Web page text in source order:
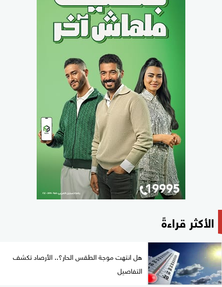
الأكثر قراءةً
هل انتهت موجة الطقس الحار؟.. الأرصاد تكشف
التفاصيل